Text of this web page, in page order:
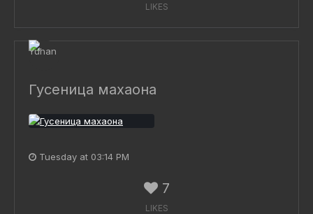
LIKES
Гусеница махаона
Tuesday at 03:14 PM
7
LIKES